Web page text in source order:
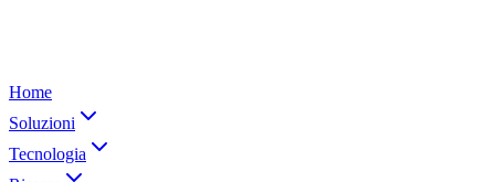
Home
Soluzioni
Tecnologia